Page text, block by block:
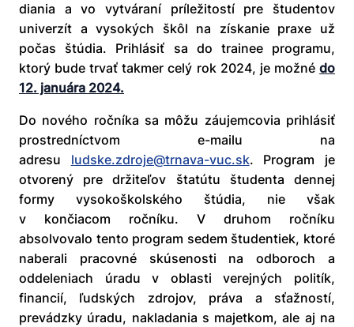
diania a vo vytváraní príležitostí pre študentov
univerzít a vysokých škôl na získanie praxe už
počas štúdia. Prihlásiť sa do trainee programu,
ktorý bude trvať takmer celý rok 2024, je možné do
12. januára 2024.
Do nového ročníka sa môžu záujemcovia prihlásiť
prostredníctvom e-mailu na
adresu ludske.zdroje@trnava-vuc.sk. Program je
otvorený pre držiteľov štatútu študenta dennej
formy vysokoškolského štúdia, nie však
v končiacom ročníku. V druhom ročníku
absolvovalo tento program sedem študentiek, ktoré
naberali pracovné skúsenosti na odboroch a
oddeleniach úradu v oblasti verejných politík,
financií, ľudských zdrojov, práva a sťažností,
prevádzky úradu, nakladania s majetkom, ale aj na